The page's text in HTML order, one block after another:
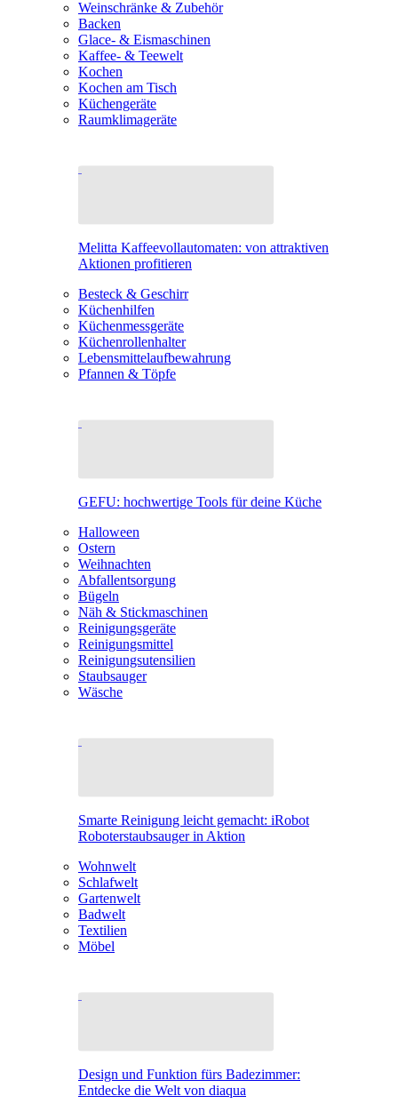
Weinschränke & Zubehör
Backen
Glace- & Eismaschinen
Kaffee- & Teewelt
Kochen
Kochen am Tisch
Küchengeräte
Raumklimageräte
Melitta Kaffeevollautomaten: von attraktiven
Aktionen profitieren
Besteck & Geschirr
Küchenhilfen
Küchenmessgeräte
Küchenrollenhalter
Lebensmittelaufbewahrung
Pfannen & Töpfe
GEFU: hochwertige Tools für deine Küche
Halloween
Ostern
Weihnachten
Abfallentsorgung
Bügeln
Näh & Stickmaschinen
Reinigungsgeräte
Reinigungsmittel
Reinigungsutensilien
Staubsauger
Wäsche
Smarte Reinigung leicht gemacht: iRobot
Roboterstaubsauger in Aktion
Wohnwelt
Schlafwelt
Gartenwelt
Badwelt
Textilien
Möbel
Design und Funktion fürs Badezimmer:
Entdecke die Welt von diaqua